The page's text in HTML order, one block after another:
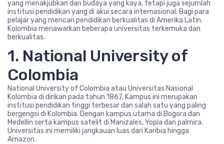
yang menakjubkan dan budaya yang kaya, tetapi juga sejumlah
institusi pendidikan yang di akui secara internasional. Bagi para
pelajar yang mencari pendidikan berkualitas di Amerika Latin.
Kolombia menawarkan beberapa universitas terkemuka dan
berkualitas.
1. National University of
Colombia
National University of Colombia atau Universitas Nasional
Kolombia di dirikan pada tahun 1867. Kampus ini merupakan
institusi pendidikan tinggi terbesar dan salah satu yang paling
bergengsi di Kolombia. Dengan kampus utama di Bogora dan
Medellin serta kampus satelit di Manizales, Yopla dan palmira.
Universitas ini memiliki jangkauan luas dari Karibia hingga
Amazon.